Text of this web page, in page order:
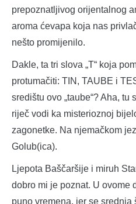
prepoznatljivog orijentalnog
aroma ćevapa koja nas
nešto promijenilo.
Dakle, ta tri slova „T“ koja
protumačiti: TIN, TAUBE i
središtu ovo „taube“? Aha,
riječ vodi ka misterioznoj
zagonetke. Na njemačkom
Golub(ica).
Ljepota Baščaršije i miruh
dobro mi je poznat. U ovome
puno vremena, jer se